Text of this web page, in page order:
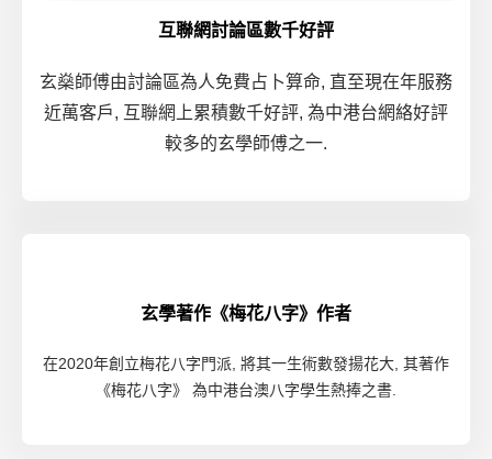
互聯網討論區數千好評
玄燊師傅由討論區為人免費占卜算命, 直至現在年服務
近萬客戶, 互聯網上累積數千好評, 為中港台網絡好評
較多的玄學師傅之一.
玄學著作《梅花八字》作者
在2020年創立梅花八字門派, 將其一生術數發揚花大, 其著作
《梅花八字》 為中港台澳八字學生熱捧之書.